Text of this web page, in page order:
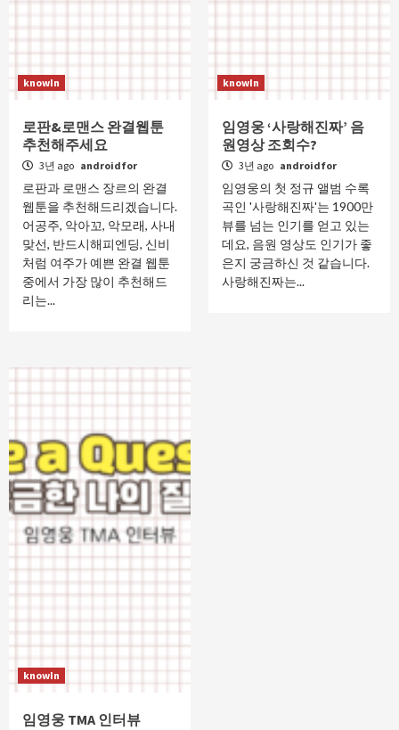
knowIn
로판&로맨스 완결웹툰
추천해주세요
3년 ago androidfor
로판과 로맨스 장르의 완결
웹툰을 추천해드리겠습니다.
어공주, 악아꼬, 악모래, 사내
맞선, 반드시해피엔딩, 신비
처럼 여주가 예쁜 완결 웹툰
중에서 가장 많이 추천해드
리는...
knowIn
임영웅 ‘사랑해진짜’ 음
원영상 조회수?
3년 ago androidfor
임영웅의 첫 정규 앨범 수록
곡인 '사랑해진짜'는 1900만
뷰를 넘는 인기를 얻고 있는
데요, 음원 영상도 인기가 좋
은지 궁금하신 것 같습니다.
사랑해진짜는...
knowIn
임영웅 TMA 인터뷰